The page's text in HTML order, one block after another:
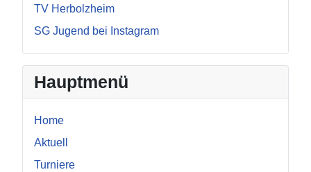
TV Herbolzheim
SG Jugend bei Instagram
Hauptmenü
Home
Aktuell
Turniere